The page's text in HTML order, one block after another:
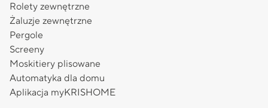
Rolety zewnętrzne
Żaluzje zewnętrzne
Pergole
Screeny
Moskitiery plisowane
Automatyka dla domu
Aplikacja myKRISHOME